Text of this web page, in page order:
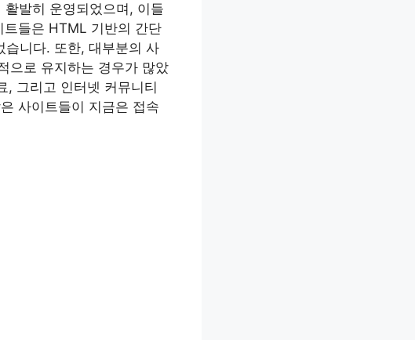
발히 운영되었으며, 이들
트들은 HTML 기반의 간단
습니다. 또한, 대부분의 사
으로 유지하는 경우가 많았
, 그리고 인터넷 커뮤니티
사이트들이 지금은 접속